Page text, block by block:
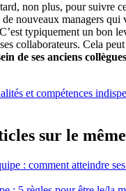
non plus, pour suivre
nouveaux managers qui
typiquement un bon
collaborateurs. Cela
de ses anciens collègues
et compétences
sur le
: comment atteindre